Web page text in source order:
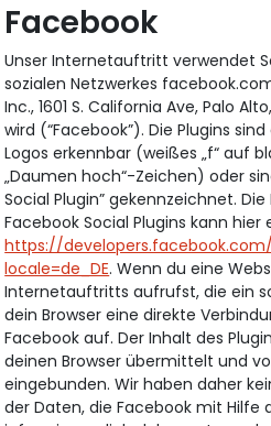
Facebook
Unser Internetauftritt verwendet
sozialen Netzwerkes
Inc., 1601 S. California Ave, Palo
wird (“Facebook”). Die Plugins
Logos erkennbar (weißes „f“ auf
„Daumen hoch“-Zeichen) oder
Social Plugin” gekennzeichnet.
Facebook Social Plugins kann hier
https://
locale=de_DE. Wenn du eine
Internetauftritts aufrufst, die ein
dein Browser eine direkte
Facebook auf. Der Inhalt des
deinen Browser übermittelt und
eingebunden. Wir haben daher
der Daten, die Facebook mit Hilfe